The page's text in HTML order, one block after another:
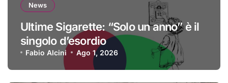
News
Ultime Sigarette: “Solo un anno” è il
singolo d’esordio
Fabio Alcini Ago 1, 2026